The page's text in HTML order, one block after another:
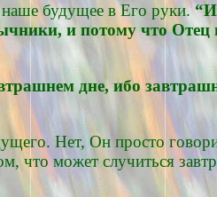
наше будущее в Его руки.
и потому что
дне, ибо
Нет, Он просто
может случиться